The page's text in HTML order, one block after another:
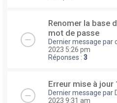
Renomer la base
mot de passe
Dernier message par
2023 5:26 pm
Réponses : 3
Erreur mise à jour
Dernier message par
2023 9:31 am